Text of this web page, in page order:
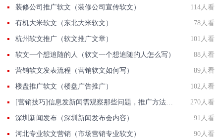
装修公司推广软文（装修公司宣传软文） 114人看
有机大米软文（东北大米软文） 78人看
杭州软文推广（软文推广文章） 101人看
软文一个想追随的人（软文一个想追随的人怎么写） 88人看
营销软文发表流程（营销软文如何写） 89人看
楼盘推广软文（楼盘广告推广） 102人看
[营销技巧]信息发新闻需观察那些问题，推广方法有那些？ 270人看
深圳新闻发布（深圳新闻发布会内容） 91人看
河北专业软文营销（市场营销专业软文） 90人看